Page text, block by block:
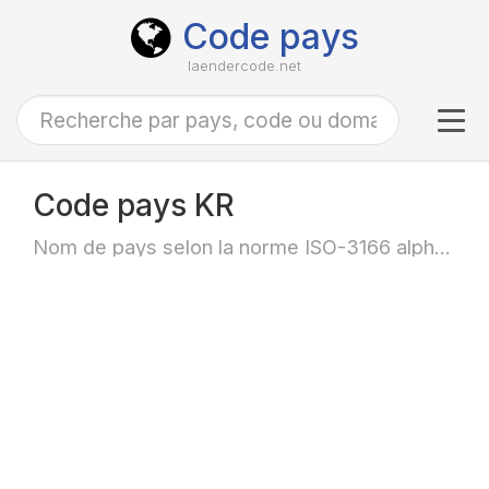
Code pays
laendercode.net
Code pays KR
Nom de pays selon la norme ISO-3166 alpha-2